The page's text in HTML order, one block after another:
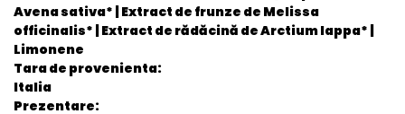
Avena sativa* | Extract de frunze de Melissa
officinalis* | Extract de rădăcină de Arctium lappa* |
Limonene
Tara de provenienta:
Italia
Prezentare: